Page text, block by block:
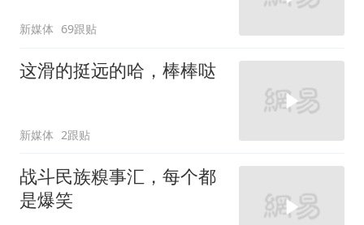
新媒体 69跟贴
这滑的挺远的哈，棒棒哒
新媒体 2跟贴
战斗民族糗事汇，每个都
是爆笑